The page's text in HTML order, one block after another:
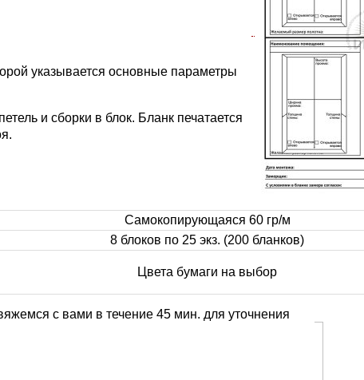
указывается основные параметры
и сборки в блок. Бланк печатается
Самокопирующаяся 60 гр/м
8 блоков по 25 экз. (200 бланков)
Цвета бумаги на выбор
с вами в течение 45 мин. для уточнения